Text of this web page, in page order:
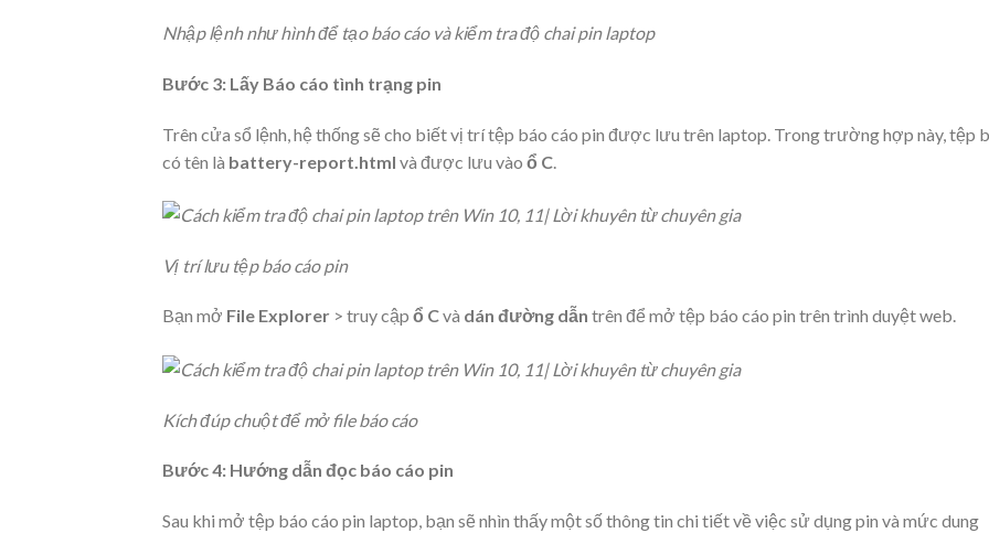
Nhập lệnh như hình để tạo báo cáo và kiểm tra độ chai pin laptop
Bước 3: Lấy Báo cáo tình trạng pin
Trên cửa sổ lệnh, hệ thống sẽ cho biết vị trí tệp báo cáo pin được lưu trên laptop. Trong trường hợp này, tệp
có tên là battery-report.html và được lưu vào ổ C
Vị trí lưu tệp báo cáo pin
Bạn mở File Explorer > truy cập ổ Cvà dán đường dẫn trên để mở tệp báo cáo pin trên trình duyệt web.
Kích đúp chuột để mở file báo cáo
Bước 4: Hướng dẫn đọc báo cáo pin
Sau khi mở tệp báo cáo pin laptop, bạn sẽ nhìn thấy một số thông tin chi tiết về việc sử dụng pin và mức dung